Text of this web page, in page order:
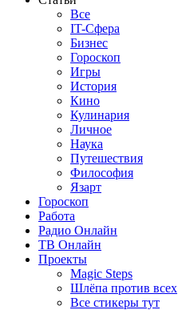
Все
IT-Сфера
Бизнес
Гороскоп
Игры
История
Кино
Кулинария
Личное
Наука
Путешествия
Философия
Язарт
Гороскоп
Работа
Радио Онлайн
ТВ Онлайн
Проекты
Magic Steps
Шлёпа против всех
Все стикеры тут